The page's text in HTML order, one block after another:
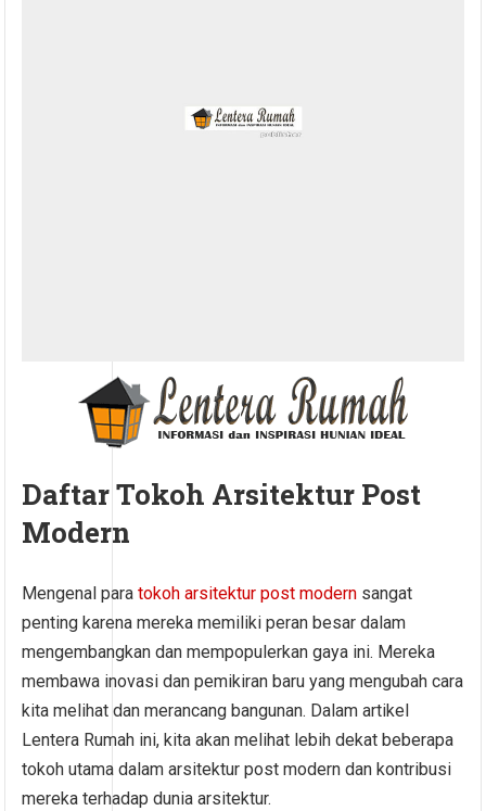
Daftar Tokoh Arsitektur Post
Modern
Mengenal paratokoh arsitektur post modern sangat
penting karena mereka memiliki peran besar dalam
mengembangkan dan mempopulerkan gaya ini. Mereka
membawa inovasi dan pemikiran baru yang mengubah cara
kita melihat dan merancang bangunan. Dalam artikel
Lentera Rumah ini, kita akan melihat lebih dekat beberapa
tokoh utama dalam arsitektur post modern dan kontribusi
mereka terhadap dunia arsitektur.